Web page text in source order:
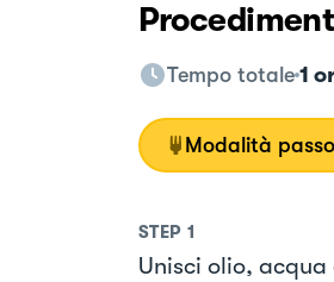
Tempo totale 1
Modalità
STEP 1
Unisci olio,